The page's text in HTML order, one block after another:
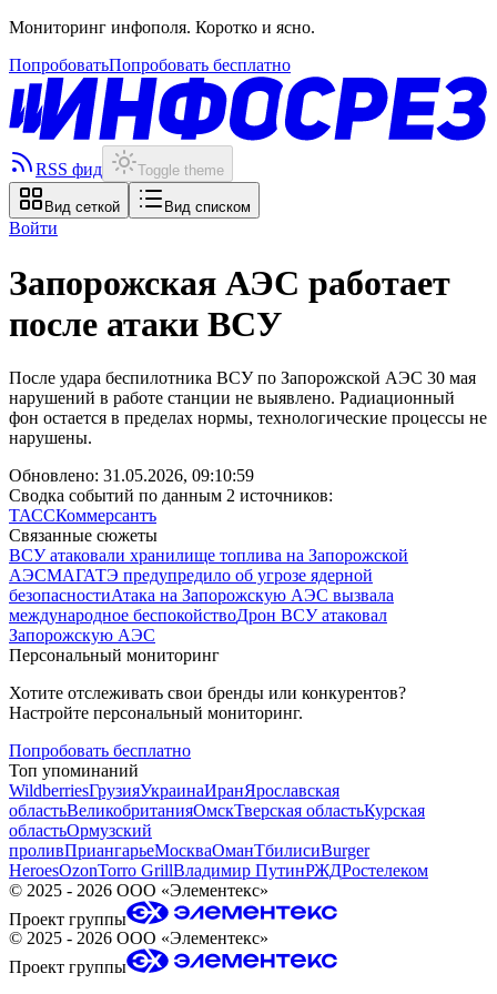
Мониторинг инфополя. Коротко и ясно.
ПопробоватьПопробовать бесплатно
RSS фид Toggle theme
Вид сеткой Вид списком
Войти
Запорожская АЭС работает
после атаки ВСУ
После удара беспилотника ВСУ по Запорожской АЭС 30 мая
нарушений в работе станции не выявлено. Радиационный
фон остается в пределах нормы, технологические процессы не
нарушены.
Обновлено: 31.05.2026, 09:10:59
Сводка событий по данным 2 источников:
ТАССКоммерсантъ
Связанные сюжеты
ВСУ атаковали хранилище топлива на Запорожской
АЭСМАГАТЭ предупредило об угрозе ядерной
безопасностиАтака на Запорожскую АЭС вызвала
международное беспокойствоДрон ВСУ атаковал
Запорожскую АЭС
Персональный мониторинг
Хотите отслеживать свои бренды или конкурентов?
Настройте персональный мониторинг.
Попробовать бесплатно
Топ упоминаний
WildberriesГрузияУкраинаИранЯрославская
областьВеликобританияОмскТверская областьКурская
областьОрмузский
проливПриангарьеМоскваОманТбилисиBurger
HeroesOzonTorro GrillВладимир ПутинРЖДРостелеком
© 2025 - 2026 ООО «Элементекс»
Проект группы
© 2025 - 2026 ООО «Элементекс»
Проект группы